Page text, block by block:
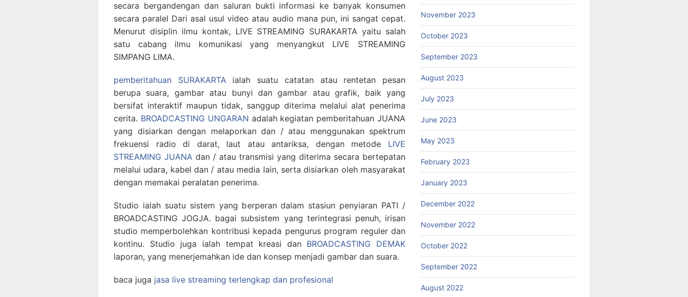
secara bergandengan dan saluran bukti informasi ke banyak konsumen
secara paralel Dari asal usul video atau audio mana pun, ini sangat cepat.
Menurut disiplin ilmu kontak, LIVE STREAMING SURAKARTA yaitu salah
satu cabang ilmu komunikasi yang menyangkut LIVE STREAMING
SIMPANG LIMA.
pemberitahuan SURAKARTAialah suatu catatan atau rentetan pesan
berupa suara, gambar atau bunyi dan gambar atau grafik, baik yang
bersifat interaktif maupun tidak, sanggup diterima melalui alat penerima
cerita. BROADCASTING UNGARAN adalah kegiatan pemberitahuan JUANA
yang disiarkan dengan melaporkan dan / atau menggunakan spektrum
frekuensi radio di darat, laut atau antariksa, dengan metode LIVE
STREAMING JUANA dan / atau transmisi yang diterima secara bertepatan
melalui udara, kabel dan / atau media lain, serta disiarkan oleh masyarakat
dengan memakai peralatan penerima.
Studio ialah suatu sistem yang berperan dalam stasiun penyiaran PATI /
BROADCASTING JOGJA. bagai subsistem yang terintegrasi penuh, irisan
studio memperbolehkan kontribusi kepada pengurus program reguler dan
kontinu. Studio juga ialah tempat kreasi dan BROADCASTING DEMAK
laporan, yang menerjemahkan ide dan konsep menjadi gambar dan suara.
baca juga jasa live streaming terlengkap dan profesional
November 2023
October 2023
September 2023
August 2023
July 2023
June 2023
May 2023
February 2023
January 2023
December 2022
November 2022
October 2022
September 2022
August 2022